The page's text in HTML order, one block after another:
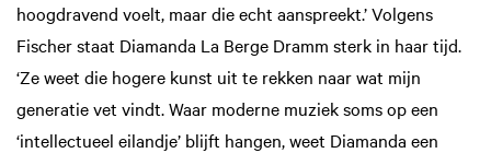
hoogdravend voelt, maar die echt aanspreekt.’ Volgens
Fischer staat Diamanda La Berge Dramm sterk in haar tijd.
‘Ze weet die hogere kunst uit te rekken naar wat mijn
generatie vet vindt. Waar moderne muziek soms op een
‘intellectueel eilandje’ blijft hangen, weet Diamanda een